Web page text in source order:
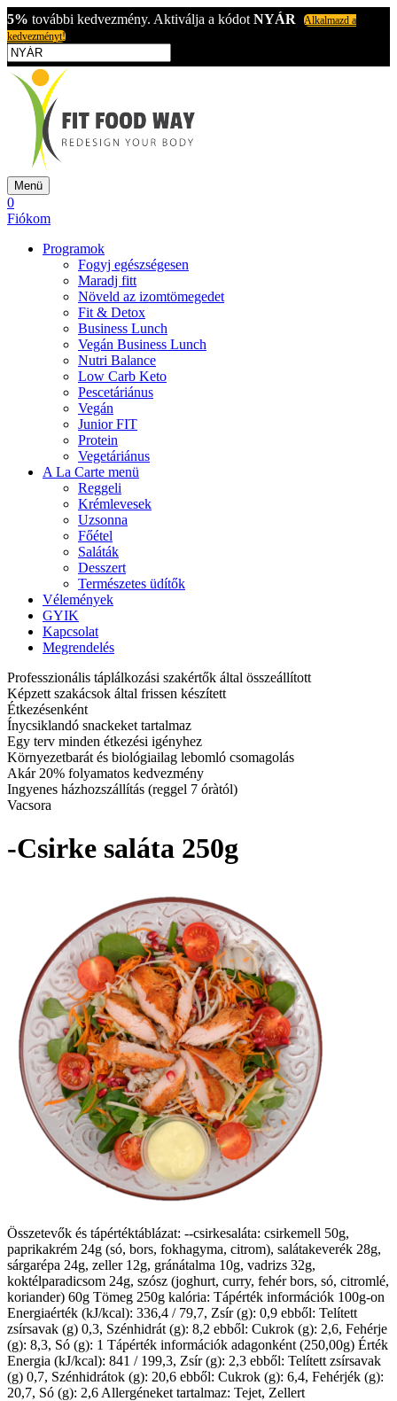
5% további kedvezmény. Aktiválja a kódot NYÁR
Alkalmazd a
kedvezményt!
Menü
0
Fiókom
Programok
Fogyj egészségesen
Maradj fitt
Növeld az izomtömegedet
Fit & Detox
Business Lunch
Vegán Business Lunch
Nutri Balance
Low Carb Keto
Pescetáriánus
Vegán
Junior FIT
Protein
Vegetáriánus
A La Carte menü
Reggeli
Krémlevesek
Uzsonna
Főétel
Saláták
Desszert
Természetes üdítők
Vélemények
GYIK
Kapcsolat
Megrendelés
Professzionális táplálkozási szakértők által összeállított
Képzett szakácsok által frissen készített
Étkezésenként
Ínycsiklandó snackeket tartalmaz
Egy terv minden étkezési igényhez
Környezetbarát és biológiailag lebomló csomagolás
Akár 20% folyamatos kedvezmény
Ingyenes házhozszállítás (reggel 7 óràtól)
Vacsora
-Csirke saláta 250g
Összetevők és tápértéktáblázat: --csirkesaláta: csirkemell 50g,
paprikakrém 24g (só, bors, fokhagyma, citrom), salátakeverék 28g,
sárgarépa 24g, zeller 12g, gránátalma 10g, vadrizs 32g,
koktélparadicsom 24g, szósz (joghurt, curry, fehér bors, só, citromlé,
koriander) 60g Tömeg 250g kalória: Tápérték információk 100g-on
Energiaérték (kJ/kcal): 336,4 / 79,7, Zsír (g): 0,9 ebből: Telített
zsírsavak (g) 0,3, Szénhidrát (g): 8,2 ebből: Cukrok (g): 2,6, Fehérje
(g): 8,3, Só (g): 1 Tápérték információk adagonként (250,00g) Érték
Energia (kJ/kcal): 841 / 199,3, Zsír (g): 2,3 ebből: Telített zsírsavak
(g) 0,7, Szénhidrátok (g): 20,6 ebből: Cukrok (g): 6,4, Fehérjék (g):
20,7, Só (g): 2,6 Allergéneket tartalmaz: Tejet, Zellert